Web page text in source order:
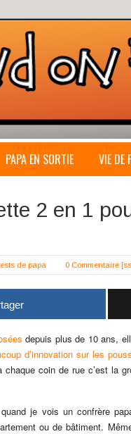
PAPA EN SORTIE VIE DE
2 en 1
de papa 0 Commentaire
depuis plus de 10 ans,
d’innovation sur les
coin de rue c’est la
je vois un confrère
ou de bâtiment.